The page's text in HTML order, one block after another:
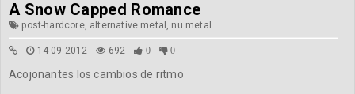
A Snow Capped Romance
post-hardcore, alternative metal, nu metal
14-09-2012 692 0 0
Acojonantes los cambios de ritmo